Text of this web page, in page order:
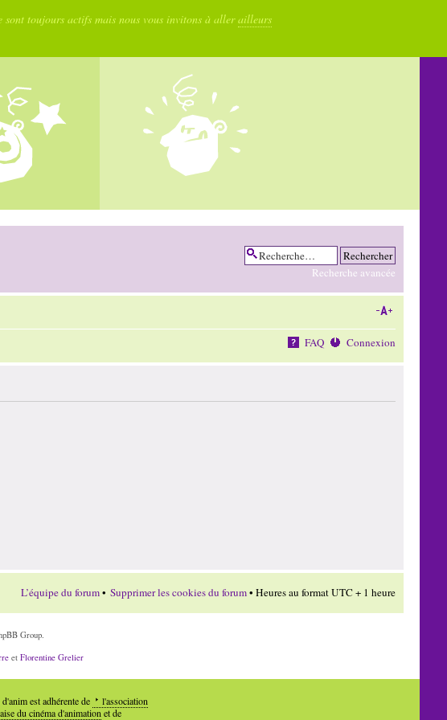
toujours actifs mais nous vous invitons à allerailleurs
Recherche avancée
FAQ Connexion
L’équipe du forum• Supprimer les cookies du forum• Heures au format UTC + 1 heure
Group.
etFlorentine Grelier
est adhérente de
l'association
du cinéma d'animation et de